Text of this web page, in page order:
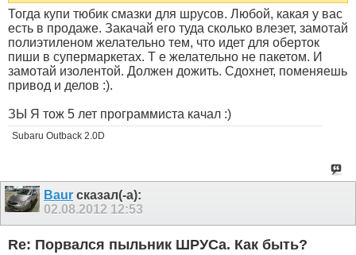
Тогда купи тюбик смазки для шрусов. Любой, какая у вас
есть в продаже. Закачай его туда сколько влезет, замотай
полиэтиленом желательно тем, что идет для оберток
пиши в супермаркетах. Т е желательно не пакетом. И
замотай изолентой. Должен дожить. Сдохнет, поменяешь
привод и делов :).
ЗЫ Я тож 5 лет программиста качал :)
Subaru Outback 2.0D
Baur сказал(-а):
02.08.2012 12:53
Re: Порвался пыльник ШРУСа. Как быть?